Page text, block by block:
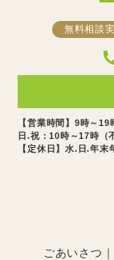
無料相談
【営業時間】9時～
日.祝：10時～17時（
【定休日】水.日.年末
ごあいさつ